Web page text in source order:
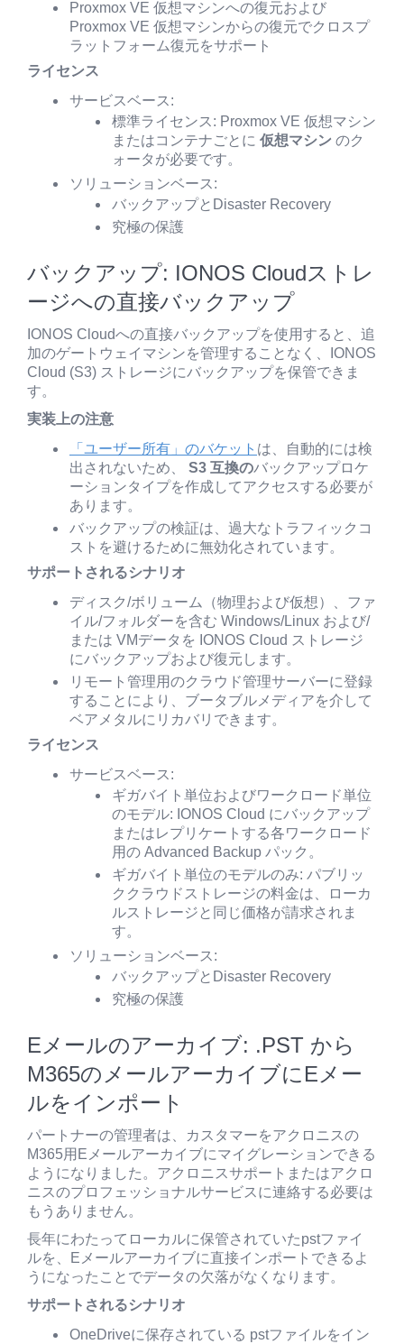
Proxmox VE 仮想マシンへの復元および
Proxmox VE 仮想マシンからの復元でクロスプ
ラットフォーム復元をサポート
ライセンス
サービスベース:
標準ライセンス: Proxmox VE 仮想マシン
またはコンテナごとに 仮想マシン のク
ォータが必要です。
ソリューションベース:
バックアップとDisaster Recovery
究極の保護
バックアップ: IONOS Cloudストレ
ージへの直接バックアップ
IONOS Cloudへの直接バックアップを使用すると、追
加のゲートウェイマシンを管理することなく、IONOS
Cloud (S3) ストレージにバックアップを保管できま
す。
実装上の注意
「ユーザー所有」のバケット は、自動的には検
出されないため、 S3 互換のバックアップロケ
ーションタイプを作成してアクセスする必要が
あります。
バックアップの検証は、過大なトラフィックコ
ストを避けるために無効化されています。
サポートされるシナリオ
ディスク/ボリューム（物理および仮想）、ファ
イル/フォルダーを含む Windows/Linux および/
または VMデータを IONOS Cloud ストレージ
にバックアップおよび復元します。
リモート管理用のクラウド管理サーバーに登録
することにより、ブータブルメディアを介して
ベアメタルにリカバリできます。
ライセンス
サービスベース:
ギガバイト単位およびワークロード単位
のモデル: IONOS Cloud にバックアップ
またはレプリケートする各ワークロード
用の Advanced Backup パック。
ギガバイト単位のモデルのみ: パブリッ
ククラウドストレージの料金は、ローカ
ルストレージと同じ価格が請求されま
す。
ソリューションベース:
バックアップとDisaster Recovery
究極の保護
Eメールのアーカイブ: .PST から
M365のメールアーカイブにEメー
ルをインポート
パートナーの管理者は、カスタマーをアクロニスの
M365用Eメールアーカイブにマイグレーションできる
ようになりました。アクロニスサポートまたはアクロ
ニスのプロフェッショナルサービスに連絡する必要は
もうありません。
長年にわたってローカルに保管されていたpstファイ
ルを、Eメールアーカイブに直接インポートできるよ
うになったことでデータの欠落がなくなります。
サポートされるシナリオ
OneDriveに保存されている pstファイルをイン